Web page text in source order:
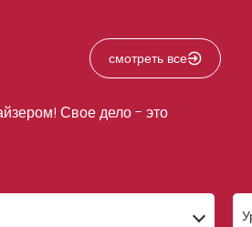
смотреть все
Свое дело - это